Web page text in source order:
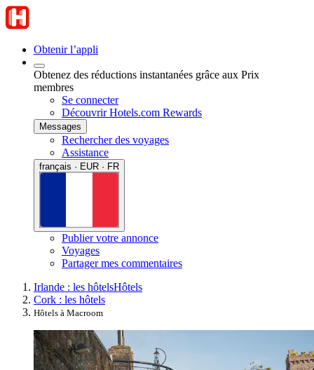
Obtenir l’appli
Obtenez des réductions instantanées grâce aux Prix
membres
Se connecter
Découvrir Hotels.com Rewards
Messages
Rechercher des voyages
Assistance
français · EUR · FR
Publier votre annonce
Voyages
Partager mes commentaires
Irlande : les hôtelsHôtels
Cork : les hôtels
Hôtels à Macroom